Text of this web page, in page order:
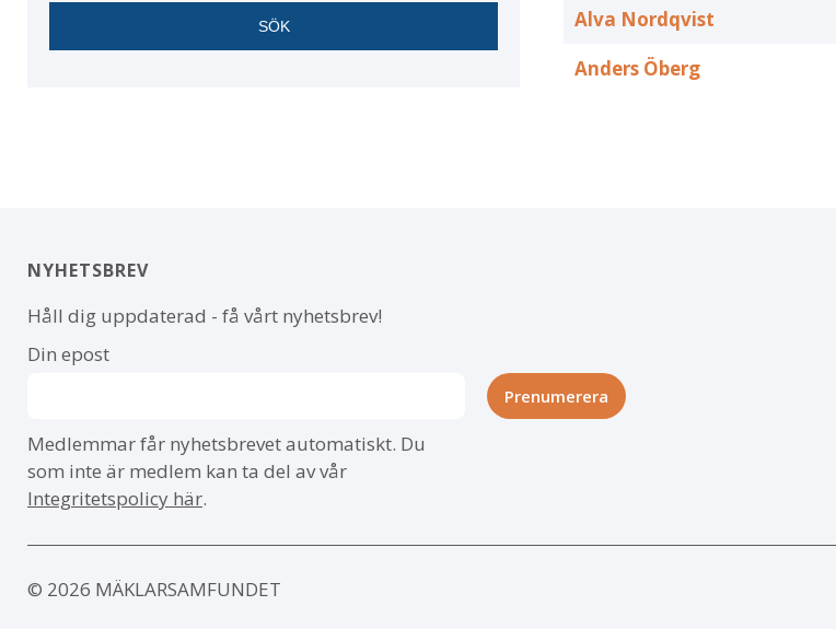
Alva Nordqvist
Anders Öberg
NYHETSBREV
Håll dig uppdaterad - få vårt nyhetsbrev!
Din epost
Medlemmar får nyhetsbrevet automatiskt. Du
som inte är medlem kan ta del av vår
Integritetspolicy här.
© 2026 MÄKLARSAMFUNDET